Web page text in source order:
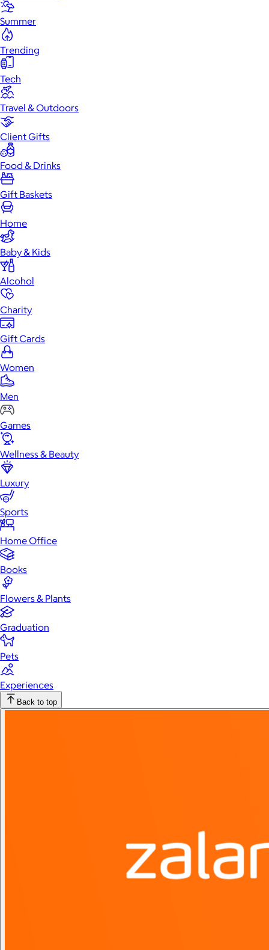
Summer
Trending
Tech
Travel & Outdoors
Client Gifts
Food & Drinks
Gift Baskets
Home
Baby & Kids
Alcohol
Charity
Gift Cards
Women
Men
Games
Wellness & Beauty
Luxury
Sports
Home Office
Books
Flowers & Plants
Graduation
Pets
Experiences
Back to top